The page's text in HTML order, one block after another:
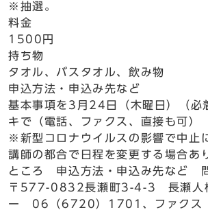
※抽選。
料金
1500円
持ち物
タオル、バスタオル、飲み物
申込方法・申込み先など
基本事項を3月24日（木曜日）（必
キで（電話、ファクス、直接も可）
※新型コロナウイルスの影響で中止
講師の都合で日程を変更する場合あ
ところ 申込方法・申込み先など
〒577-0832長瀬町3-4-3 長瀬人
ー 06（6720）1701、ファク